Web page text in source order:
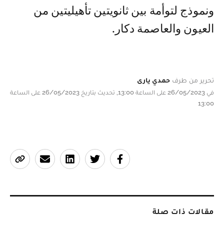
ونموذج لتوأمة بين ثانويتين تأهيليتين من
العيون والعاصمة دكار.
تحرير من طرف حمدي يارى
في 26/05/2023 على الساعة 13:00, تحديث بتاريخ 26/05/2023 على الساعة
13:00
مقالات ذات صلة